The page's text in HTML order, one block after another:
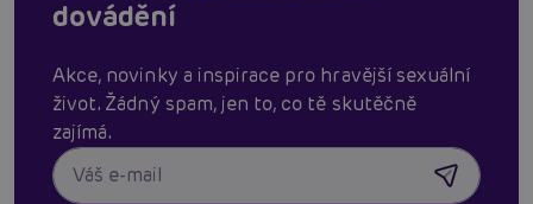
dovádění
Akce, novinky a inspirace pro hravější sexuální
život. Žádný spam, jen to, co tě skutěčně
zajímá.